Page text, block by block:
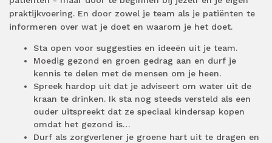
praktijkvoering. En door zowel je team als je patiënten te
informeren over wat je doet en waarom je het doet.
Sta open voor suggesties en ideeën uit je team.
Moedig gezond en groen gedrag aan en durf je
kennis te delen met de mensen om je heen.
Spreek hardop uit dat je adviseert om water uit de
kraan te drinken. Ik sta nog steeds versteld als een
ouder uitspreekt dat ze speciaal kindersap kopen
omdat het gezond is…
Durf als zorgverlener je groene hart uit te dragen en